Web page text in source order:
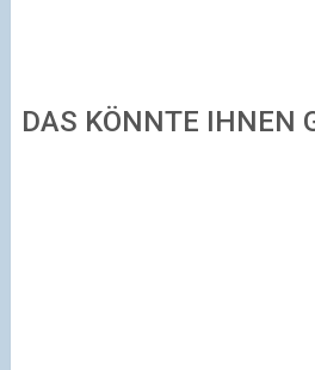
DAS KÖNNTE IHNEN